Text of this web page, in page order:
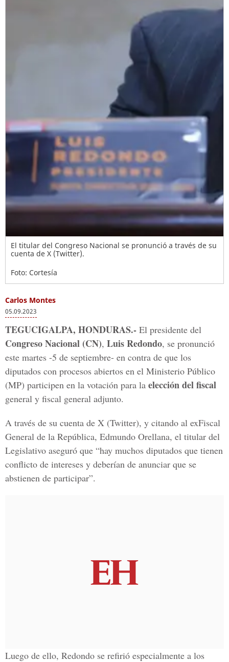
El titular del Congreso Nacional se pronunció a través de su
cuenta de X (Twitter).
Foto: Cortesía
Carlos Montes
05.09.2023
TEGUCIGALPA, HONDURAS.- El presidente del
Congreso Nacional (CN), Luis Redondo, se pronunció
este martes -5 de septiembre- en contra de que los
diputados con procesos abiertos en el Ministerio Público
(MP) participen en la votación para la elección del fiscal
general y fiscal general adjunto.
A través de su cuenta de X (Twitter), y citando al exFiscal
General de la República, Edmundo Orellana, el titular del
Legislativo aseguró que “hay muchos diputados que tienen
conflicto de intereses y deberían de anunciar que se
abstienen de participar”.
Luego de ello, Redondo se refirió especialmente a los